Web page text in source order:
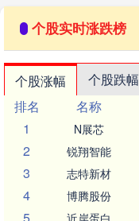
个股实时涨跌榜
个股涨幅 个股跌幅
排名
名称
1
N展芯
2 锐翔智能
3 志特新材
4 博腾股份
5 近岸蛋白